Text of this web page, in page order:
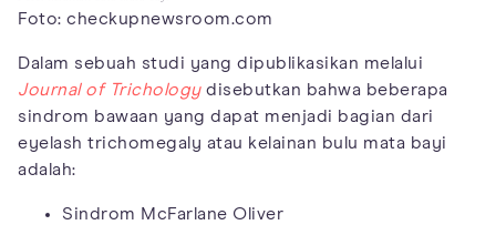
Foto: checkupnewsroom.com
Dalam sebuah studi yang dipublikasikan melalui
Journal of Trichologydisebutkan bahwa beberapa
sindrom bawaan yang dapat menjadi bagian dari
eyelash trichomegaly atau kelainan bulu mata bayi
adalah:
Sindrom McFarlane Oliver